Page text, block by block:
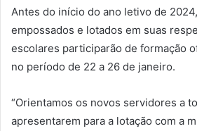
Antes do início do ano letivo de
empossados e lotados em suas
escolares participarão de formação
no período de 22 a 26 de janeiro.
“Orientamos os novos servidores a
apresentarem para a lotação com a